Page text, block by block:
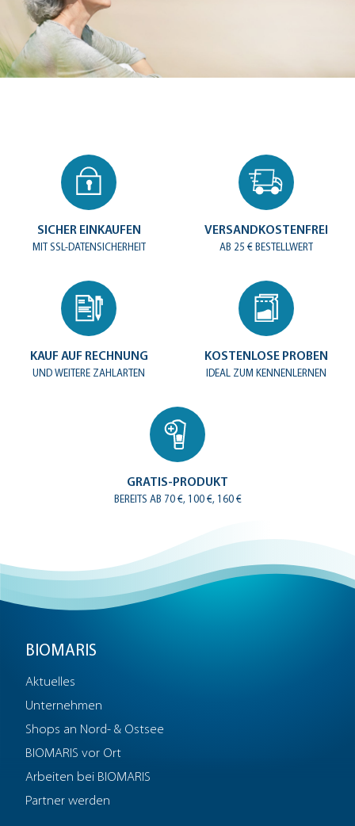
SICHER EINKAUFEN
MIT SSL-DATENSICHERHEIT
VERSANDKOSTENFREI
AB 25 € BESTELLWERT
KAUF AUF RECHNUNG
UND WEITERE ZAHLARTEN
KOSTENLOSE PROBEN
IDEAL ZUM KENNENLERNEN
GRATIS-PRODUKT
BEREITS AB 70 €, 100 €, 160 €
BIOMARIS
Aktuelles
Unternehmen
Shops an Nord- & Ostsee
BIOMARIS vor Ort
Arbeiten bei BIOMARIS
Partner werden